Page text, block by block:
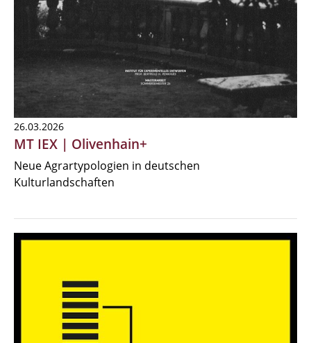
26.03.2026
MT IEX | Olivenhain+
Neue Agrartypologien in deutschen
Kulturlandschaften